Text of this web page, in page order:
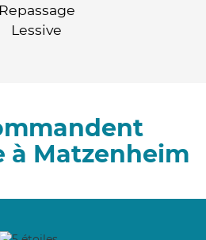
Repassage
Lessive
à Matzenheim